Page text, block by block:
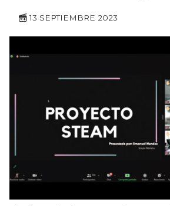
13 SEPTIEMBRE 2023